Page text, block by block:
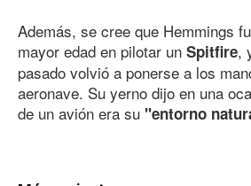
Además, se cree que Hemmings
mayor edad en pilotar un Spitfire,
pasado volvió a ponerse a los
aeronave. Su yerno dijo en una
de un avión era su "entorno